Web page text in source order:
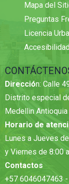
Mapa del
Preguntas
Licencia
Accesibilidad
Dirección: Calle
Distrito especial
Medellin Antioquia
Horario de
Lunes a Jueves
y Viernes de 8:00
Contactos
+57 6046047463